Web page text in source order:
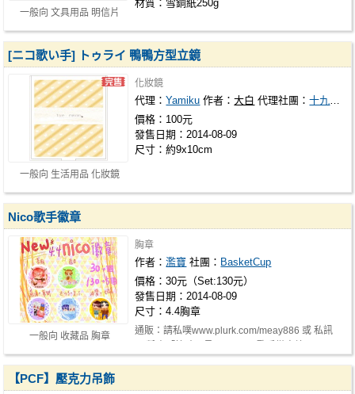
一般向 文具用品 明信片
材質：雪銅紙250g
一般向 生活用品 化妝鏡
[ニコ歌い手] トゥライ 鴨鴨方型立鏡
化妝鏡
代理：Yamiku 作者：大白 代理社團：十九回目逃亡
價格：100元
發售日期：2014-08-09
尺寸：約9x10cm
一般向 收藏品 胸章
Nico歌手徽章
胸章
作者：濫寶 社團： BasketCup
價格：30元（Set:130元）
發售日期：2014-08-09
尺寸：4.4胸章
通販：請私噗www.plurk.com/meay886 或 私訊
【PCF】壓克力吊飾